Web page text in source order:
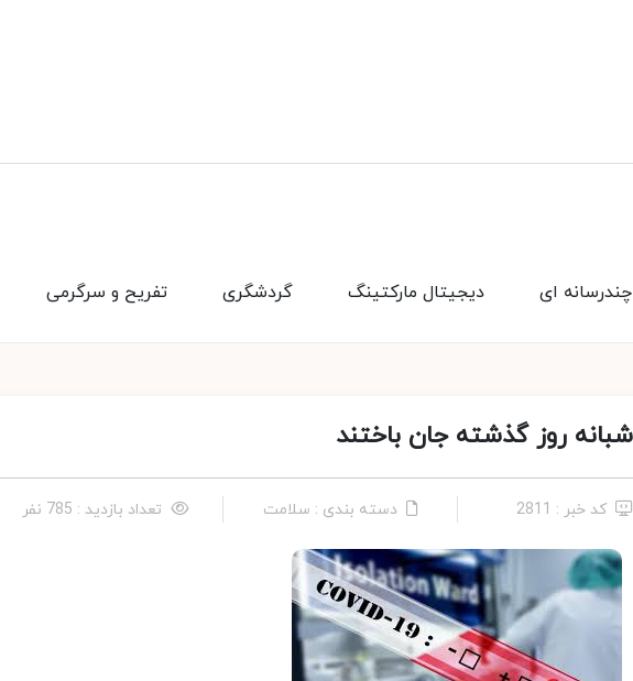
تفریح و سرگرمی گردشگری دیجیتال مارکتینگ چندرسانه ای
کد خبر : 2811 دسته بندی : سلامت تعداد بازدید : 785 نفر